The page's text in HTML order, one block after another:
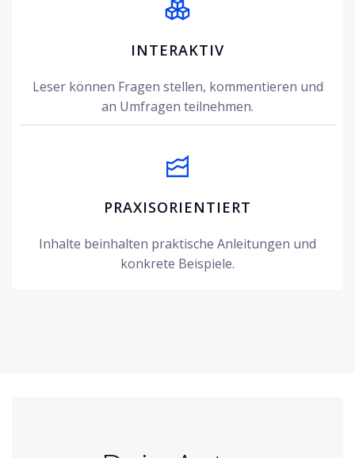
INTERAKTIV
Leser können Fragen stellen, kommentieren und
an Umfragen teilnehmen.
PRAXISORIENTIERT
Inhalte beinhalten praktische Anleitungen und
konkrete Beispiele.